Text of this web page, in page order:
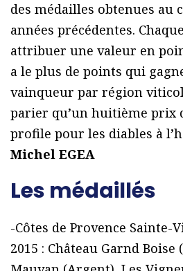
des médailles obtenues au
années précédentes.
attribuer une valeur en
a le plus de points qui
vainqueur par région
parier qu’un huitième prix
profile pour les diables à
Michel EGEA
Les médaillés
-Côtes de Provence Sainte-
2015 : Château Garnd Boise